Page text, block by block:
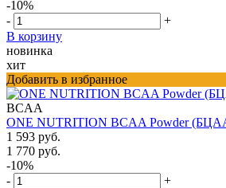
-10%
-
+
В корзину
новинка
хит
Добавить в избранное
BCAA
ONE NUTRITION BCAA Powder
1 593 руб.
1 770 руб.
-10%
-
+